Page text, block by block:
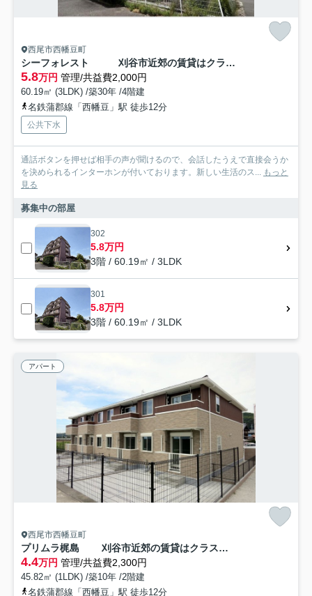
西尾市西幡豆町
シーフォレスト 刈谷市近郊の賃貸はクラスホーム刈谷店
5.8万円 管理/共益費2,000円
60.19㎡ (3LDK) /築30年 /4階建
名鉄蒲郡線「西幡豆」駅 徒歩12分
公共下水
通話ボタンを押せば相手の声が聞けるので、会話したうえで直接会うか
を決められるインターホンが付いております。新しい生活のス... もっと
見る
募集中の部屋
302
5.8万円
3階 / 60.19㎡ / 3LDK
301
5.8万円
3階 / 60.19㎡ / 3LDK
アパート
西尾市西幡豆町
プリムラ梶島 刈谷市近郊の賃貸はクラスホーム刈谷店
4.4万円 管理/共益費2,300円
45.82㎡ (1LDK) /築10年 /2階建
名鉄蒲郡線「西幡豆」駅 徒歩12分